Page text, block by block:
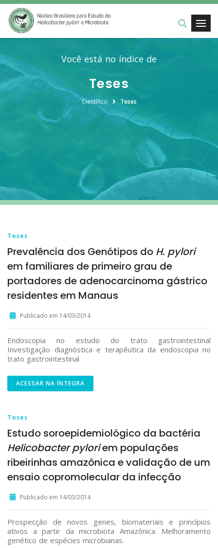
Você está no índice de
Teses
Científico Teses
Teses
Prevalência dos Genótipos do H. pylori
em familiares de primeiro grau de
portadores de adenocarcinoma gástrico
residentes em Manaus
Publicado em 14/03/2014
Endoscopia no estudo do trato gastrointestinal
Investigação diagnóstica e terapêutica da endoscopia no
trato gastrointestinal
ACESSAR NA ÍNTEGRA
Teses
Estudo soroepidemiológico da bactéria
Helicobacter pyloriem populações
ribeirinhas amazônica e validação de um
ensaio copromolecular da infecção
Publicado em 14/03/2014
Prospecção de novos genes, biomateriais e princípios
ativos a partir da microbiota Amazônica. Melhoramento
genético de espécies microbianas.